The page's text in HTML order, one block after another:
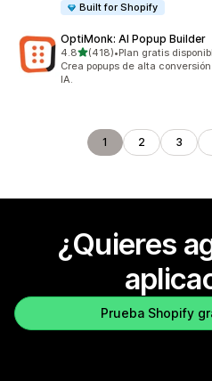
Built for Shopify
OptiMonk: AI Popup Builder
4.8de 5 estrellas
(418)
418 reseñas en total
•Plan gratis
Crea popups de alta
IA.
1 2 3
¿Quieres
Prueba Shopify